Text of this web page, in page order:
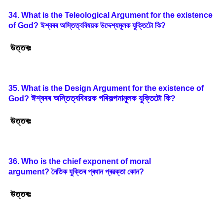
34. What is the Teleological Argument for the existence
of God? ঈশ্বৰৰ অস্তিত্ববিষয়ক উদ্দেশ্যমূলক যুক্তিটো কি?
উত্তৰঃ
35. What is the Design Argument for the existence of
God? ঈশ্বৰৰ অস্তিত্ববিষয়ক পৰিকল্পনামূলক যুক্তিটো কি?
উত্তৰঃ
36. Who is the chief exponent of moral
argument?নৈতিক যুক্তিৰ প্ৰধান প্ৰৱক্তা কোন?
উত্তৰঃ